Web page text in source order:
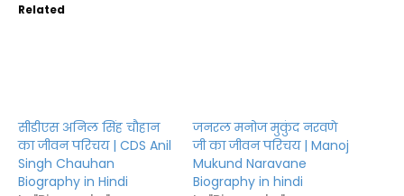
Related
का जीवन परिचय | CDS Anil
Singh Chauhan
Biography in Hindi
In "Biography"
जी का जीवन परिचय | Manoj
Mukund Naravane
Biography in hindi
In "Biography"